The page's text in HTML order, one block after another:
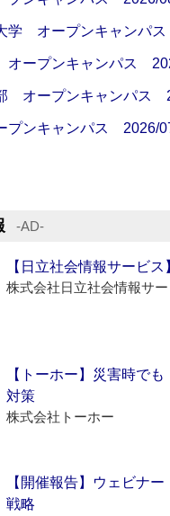
学 オープンキャンパ
オープンキャンパス
オープンキャンパス
ンキャンパス 2026/
‐AD‐
【日立社会情報サービ
株式会社日立社会情報サー
【トーホー】災害時で
対策
株式会社トーホー
【開催報告】ウェビナ
戦略